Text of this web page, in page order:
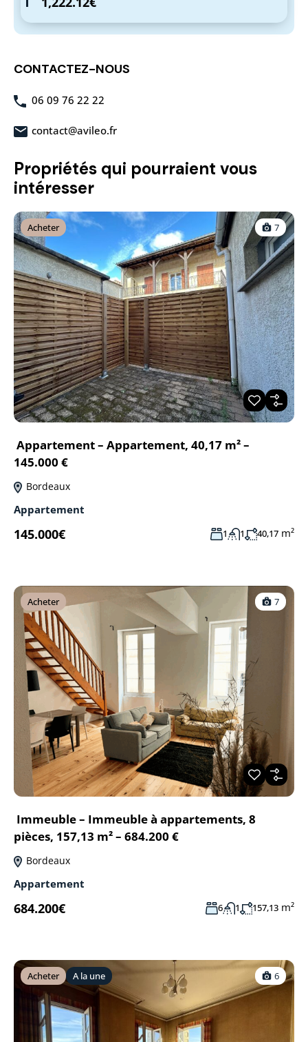
CONTACTEZ-NOUS
06 09 76 22 22
contact@avileo.fr
Propriétés qui pourraient vous
intéresser
Acheter 7
Appartement – Appartement, 40,17 m² –
145.000 €
Bordeaux
Appartement
145.000€ 1 1 40,17 m²
Acheter 7
Immeuble – Immeuble à appartements, 8
pièces, 157,13 m² – 684.200 €
Bordeaux
Appartement
684.200€ 6 1 157,13 m²
Acheter A la une 6